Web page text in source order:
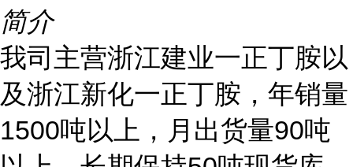
简介
我司主营浙江建业一正丁胺以
及浙江新化一正丁胺，年销量
1500吨以上，月出货量90吨